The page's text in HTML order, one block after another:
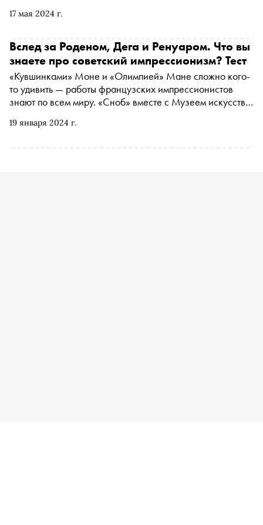
17 мая 2024 г.
19 января 2024 г.
Вслед за Роденом, Дега и Ренуаром. Что вы
знаете про советский импрессионизм? Тест
«Кувшинками» Моне и «Олимпией» Мане сложно кого-
то удивить — работы французских импрессионистов
знают по всем миру. «Сноб» вместе с Музеем искусства
выставке «Свет и воздух. Традиции импрессионизма в